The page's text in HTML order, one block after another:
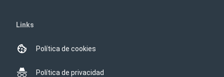
Links
Política de cookies
Política de privacidad